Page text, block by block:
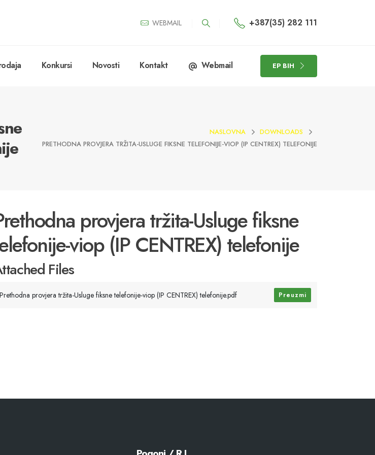
WEBMAIL +387(35) 282 111
Konkursi Novosti Kontakt Webmail EP BIH
NASLOVNA
DOWNLOADS
PRETHODNA PROVJERA TRŽITA-USLUGE FIKSNE TELEFONIJE-VIOP (IP CENTREX) TELEFONIJE
provjera tržita-Usluge fiksne
viop (IP CENTREX) telefonije
Files
Prethodna provjera tržita-Usluge fiksne telefonije-viop (IP CENTREX) telefonije.pdf Preuzmi